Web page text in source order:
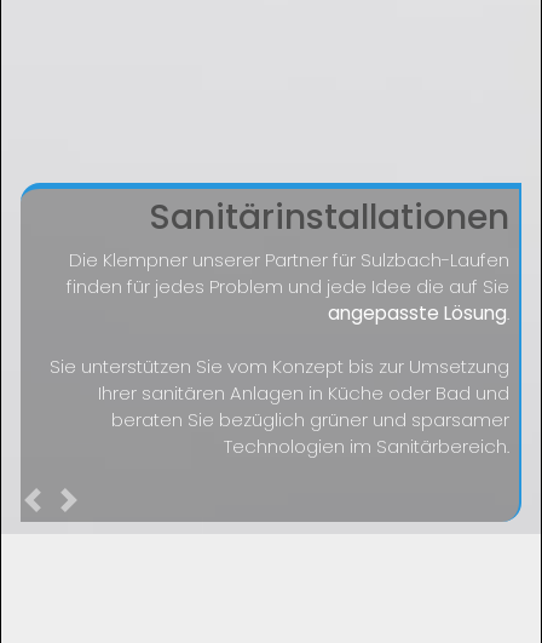
Sanitärinstallationen
Die Klempner unserer Partner für Sulzbach-Laufen
finden für jedes Problem und jede Idee die auf Sie
angepasste Lösung.
Sie unterstützen Sie vom Konzept bis zur Umsetzung
Ihrer sanitären Anlagen in Küche oder Bad und
beraten Sie bezüglich grüner und sparsamer
Technologien im Sanitärbereich.
Previous